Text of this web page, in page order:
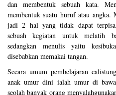
dan membentuk sebuah kata.
membentuk suatu huruf atau angka.
jadi 2 hal yang tidak dapat
sebuah kegiatan untuk melatih
sedangkan menulis yaitu
disebabkan memakai tangan.
Secara umum pembelajaran
anak umur dini ialah umur di
seolah banyak orang